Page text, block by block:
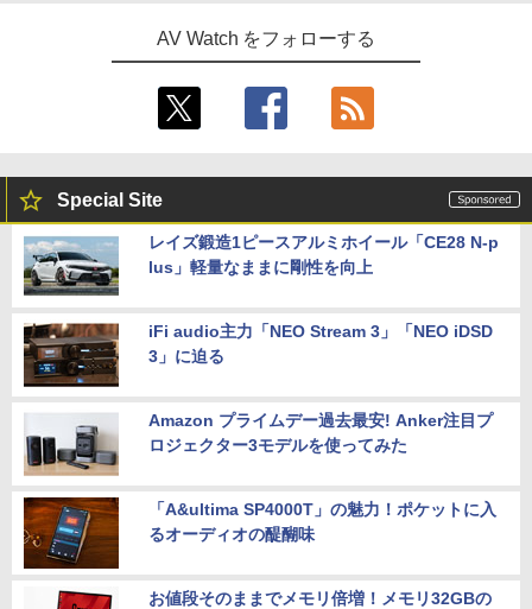
AV Watch をフォローする
Special Site
レイズ鍛造1ピースアルミホイール「CE28 N-p
lus」軽量なままに剛性を向上
iFi audio主力「NEO Stream 3」「NEO iDSD
3」に迫る
Amazon プライムデー過去最安! Anker注目プ
ロジェクター3モデルを使ってみた
「A&ultima SP4000T」の魅力！ポケットに入
るオーディオの醍醐味
お値段そのままでメモリ倍増！メモリ32GBの